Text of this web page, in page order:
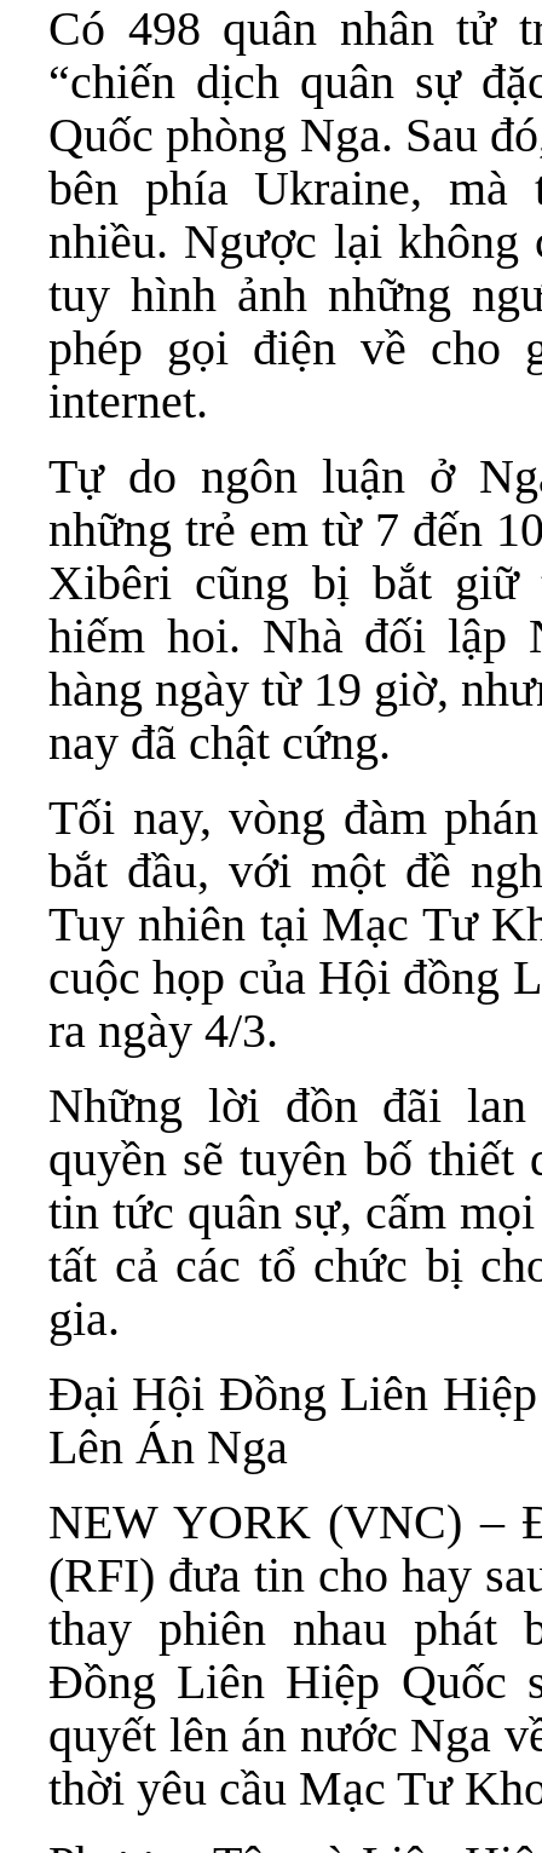
Có 498 quân nhân tử
“chiến dịch quân sự
Quốc phòng Nga. Sau
bên phía Ukraine,
nhiều. Ngược lại
tuy hình ảnh những
phép gọi điện về cho
internet.
Tự do ngôn luận ở
những trẻ em từ 7 đến
Xibêri cũng bị bắt giữ
hiếm hoi. Nhà đối lập
hàng ngày từ 19 giờ,
nay đã chật cứng.
Tối nay, vòng đàm
bắt đầu, với một đề
Tuy nhiên tại Mạc Tư
cuộc họp của Hội đồng
ra ngày 4/3.
Những lời đồn đãi
quyền sẽ tuyên bố
tin tức quân sự, cấm
tất cả các tổ chức bị
gia.
Đại Hội Đồng Liên
Lên Án Nga
NEW YORK (VNC) –
(RFI) đưa tin cho hay
thay phiên nhau phát
Đồng Liên Hiệp Quốc
quyết lên án nước Nga
thời yêu cầu Mạc Tư